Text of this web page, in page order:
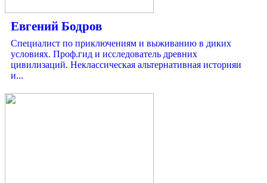
Евгений Бодров
Специалист по приключениям и выживанию в диких
условиях. Проф.гид и исследователь древних
цивилизаций. Неклассическая альтернативная историяи
и...